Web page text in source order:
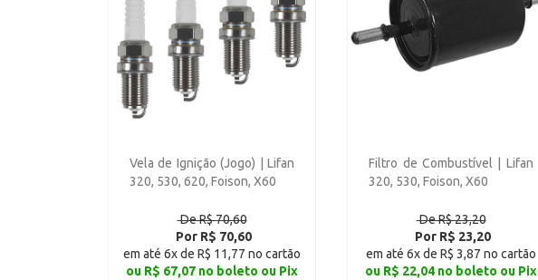
Vela de Ignição (Jogo) | Lifan
320, 530, 620, Foison, X60
De R$ 70,60
Por R$ 70,60
em até 6x de R$ 11,77 no cartão
ou R$ 67,07 no boleto ou Pix
Filtro de Combustível | Lifan
320, 530, Foison, X60
De R$ 23,20
Por R$ 23,20
em até 6x de R$ 3,87 no cartão
ou R$ 22,04 no boleto ou Pix